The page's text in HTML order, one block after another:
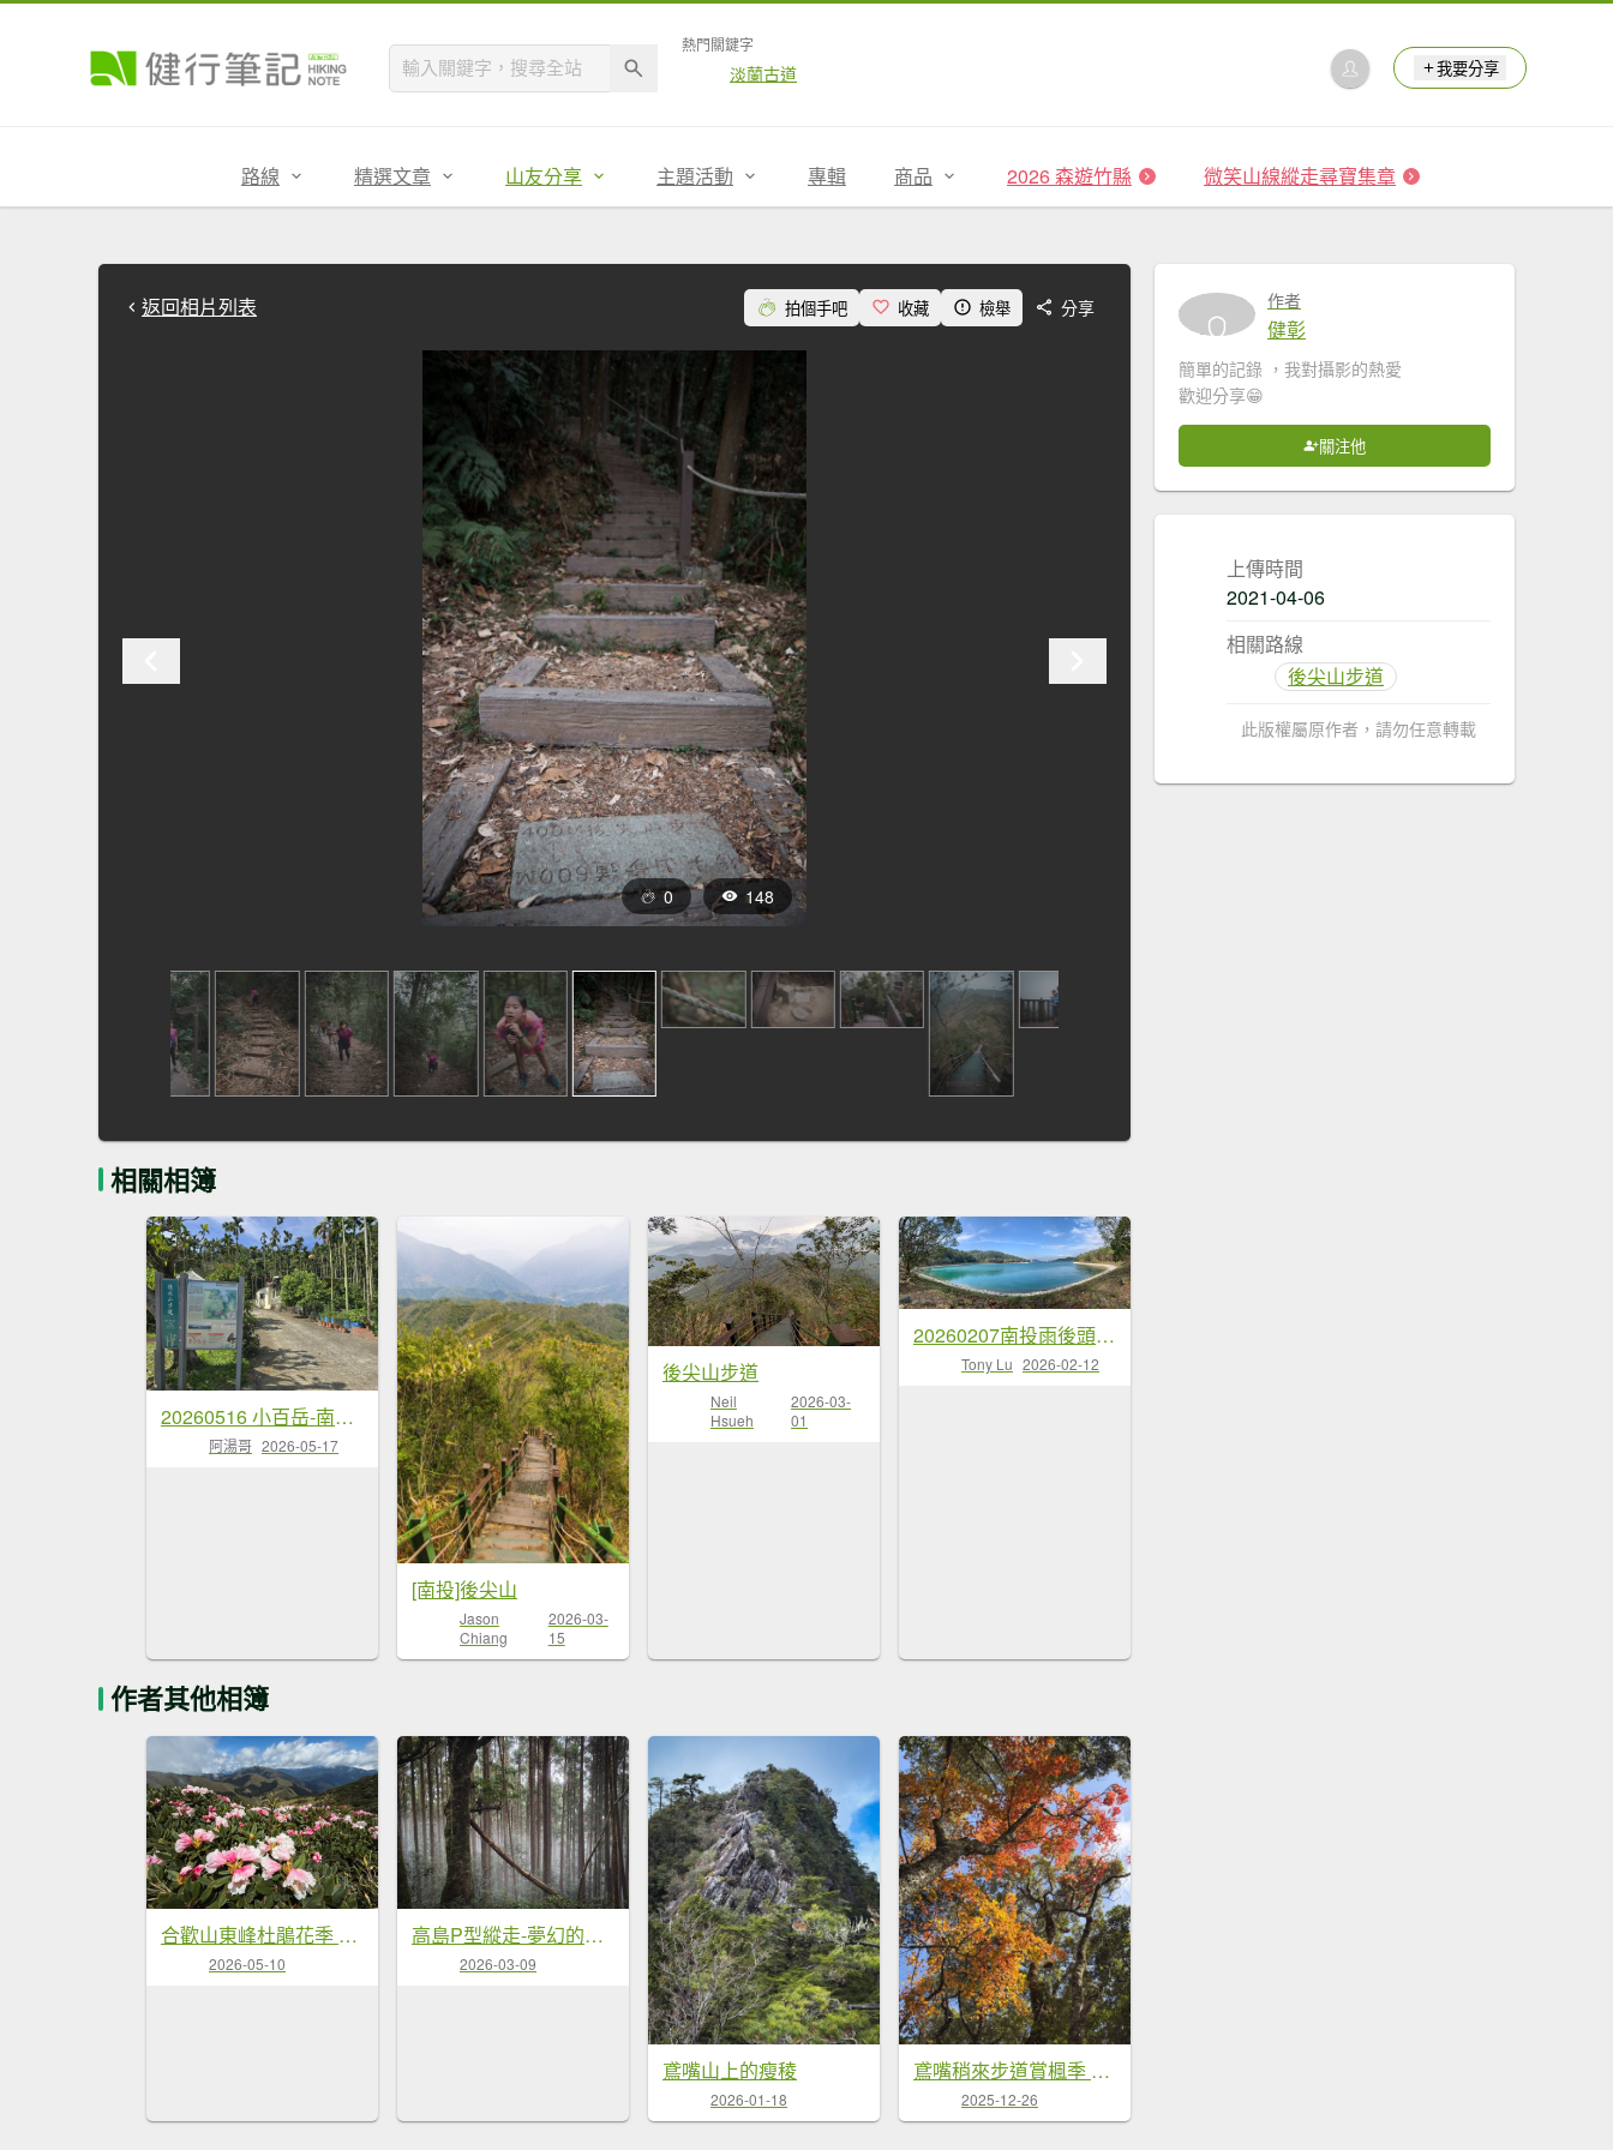
熱門關鍵字
淡蘭古道 我要分享
路線 精選文章 山友分享 主題活動 專輯 商品 2026 森遊竹縣 微笑山線縱走尋寶集章
返回相片列表 拍個手吧 收藏 檢舉 分享
0 148
相關相簿
20260516 小百岳-南投後尖山
阿湯哥 2026-05-17
[南投]後尖山
Jason
Chiang
2026-03-
15
後尖山步道
Neil
Hsueh
2026-03-
01
20260207南投雨後頭縱走
Tony Lu 2026-02-12
作者其他相簿
合歡山東峰杜鵑花季 、星空記錄
2026-05-10
高島P型縱走-夢幻的杉林營地
2026-03-09
鳶嘴山上的瘦稜
2026-01-18
鳶嘴稍來步道賞楓季 ，大雪山門票優惠到12/31！
2025-12-26
作者
健彰
簡單的記錄 ，我對攝影的熱愛
歡迎分享😁
關注他
上傳時間
2021-04-06
相關路線
後尖山步道
此版權屬原作者，請勿任意轉載